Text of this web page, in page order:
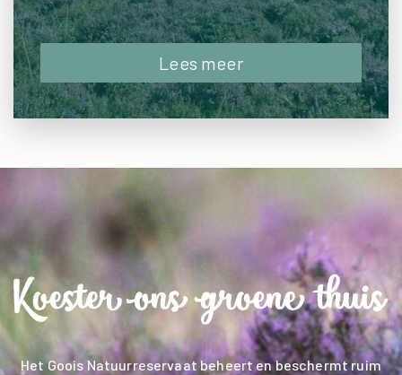
Lees meer
Het Goois Natuurreservaat beheert en beschermt ruim